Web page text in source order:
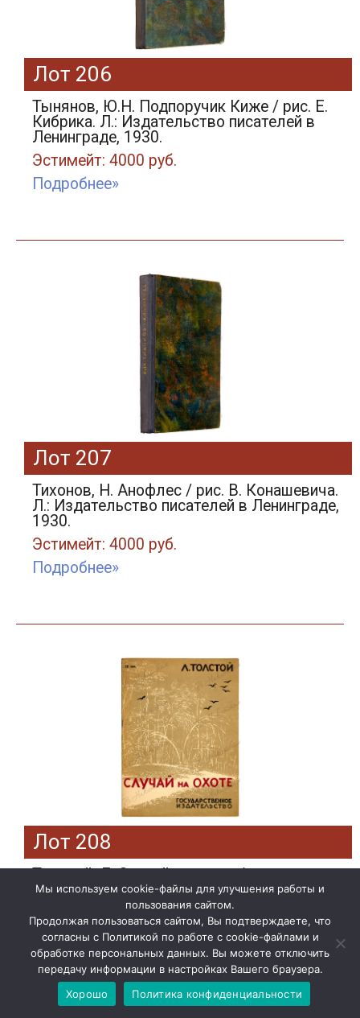
Лот 206
Тынянов, Ю.Н. Подпоручик Киже / рис. Е.
Кибрика. Л.: Издательство писателей в
Ленинграде, 1930.
Эстимейт: 4000 руб.
Подробнее»
Лот 207
Тихонов, Н. Анофлес / рис. В. Конашевича.
Л.: Издательство писателей в Ленинграде,
1930.
Эстимейт: 4000 руб.
Подробнее»
Лот 208
Толстой, Л. Случай на охоте / гравюры на
дереве Н.К. Фан-Дер-Флит. М.; Л.: Гос.
издательство, 1930.
Эстимейт: 1500 руб.
Цена: 3000 руб.
Подробнее»
Мы используем cookie-файлы для улучшения работы и
пользования сайтом.
Продолжая пользоваться сайтом, Вы подтверждаете, что
согласны с Политикой по работе с cookie-файлами и
обработке персональных данных. Вы можете отключить
передачу информации в настройках Вашего браузера.
Хорошо
Политика конфиденциальности